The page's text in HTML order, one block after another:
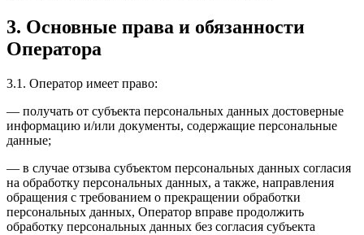
3. Основные права и обязанности
Оператора
3.1. Оператор имеет право:
— получать от субъекта персональных данных достоверные
информацию и/или документы, содержащие персональные
данные;
— в случае отзыва субъектом персональных данных согласия
на обработку персональных данных, а также, направления
обращения с требованием о прекращении обработки
персональных данных, Оператор вправе продолжить
обработку персональных данных без согласия субъекта